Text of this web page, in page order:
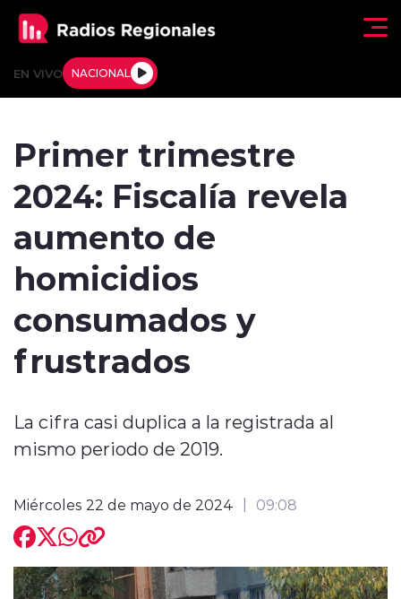
EN VIVO NACIONAL
Deportes
Regiones al Aire
Primer trimestre
2024: Fiscalía revela
aumento de
homicidios
consumados y
frustrados
La cifra casi duplica a la registrada al
mismo periodo de 2019.
Miércoles 22 de mayo de 2024 09:08